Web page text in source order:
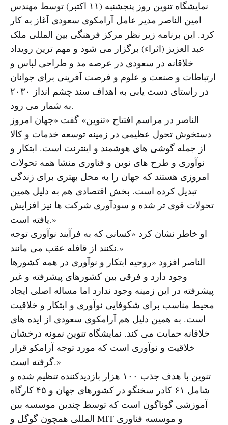
نمایشگاه تنوین روز پنجشنبه (۱۱ اکتبر) توسط مهندس
امین الناصر مدیر عامل آرامکوی سعودی آغاز به کار
کرد. این برنامه زیر نظر مرکز فرهنگی بین المللی ملک
عبد العزیز (اثراء) برگزار می شود و مهم ترین رویداد
خلاقانه در سعودی در عرصه مد و طراحی لباس و
ارتباطات و صنعت و علوم و فرصت آفرینی برای جوانان
در راستای دست یابی به اهداف سند چشم انداز ۲۰۳۰
به شمار می رود.
الناصر در مراسم افتتاح «تنوین» گفت «جهان امروز
دستخوش تحول عظیمی در زمینه توسعه خدمات و کالا
از جمله گوشی های هوشمند و اینترنت است. ابتکار و
نوآوری و طرح های نوین و فناوری منشا همه تحولات
امروزی هستند که جهان را به محل بهتری برای زندگی
تبدیل کرده است. بخش اقتصادی هم به دلیل همین
تحولات قوی تر شده و سودآوری شرکت ها نیز افزایش
یافته است.»
او خاطر نشان کرد «کسانی که به فرآیند نوآوری توجه
نکنند از قافله عقب می مانند.»
الناصر افزود «روحیه ابتکار و نوآوری در همه کشورها
وجود دارد و فرقی بین کشورهای پیشرفته و غیر
پیشرفته در این زمینه وجود ندارد اما مساله اصلی ایجاد
محیط مناسب برای شکوفایی نوآوری و ابتکار و خلاقیت
است. به همین دلیل هم آرامکوی سعودی از ایده های
خلاقانه حمایت می کند. نمایشگاه تنوین نمونه درخشان
خلاقیت و نوآوری است که مورد توجه آرامکو قرار
گرفته است.»
تنوین با هدف جذب ۱۰۰ هزار بازدیدکننده تنظیم شده و
شامل ۶۱ کادر سخنگو در کشورهای جهان و ۴۵ کارگاه
آموزشی گوناگون است که توسط چندین موسسه بین
المللی همچون گوگل و MIT و موسسه فناوری